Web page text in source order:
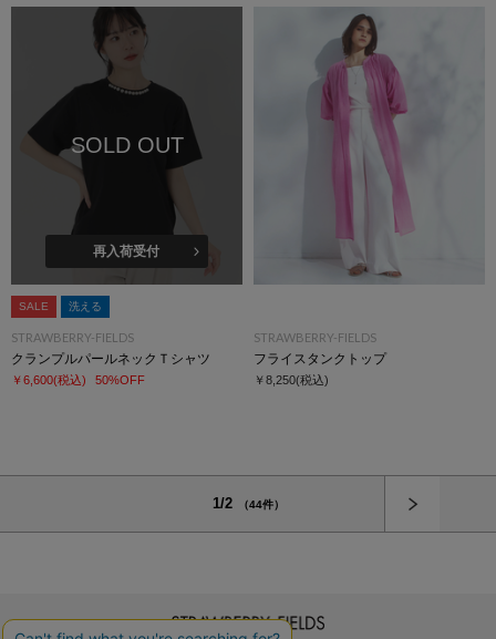
SOLD OUT
再入荷受付
SALE 洗える
STRAWBERRY-FIELDS
クランプルパールネックＴシャツ
￥6,600(税込) 50%OFF
STRAWBERRY-FIELDS
フライスタンクトップ
￥8,250(税込)
1/2 （44件）